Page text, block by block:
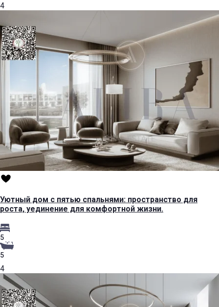
4
Уютный дом с пятью спальнями: пространство для
роста, уединение для комфортной жизни.
5
5
4